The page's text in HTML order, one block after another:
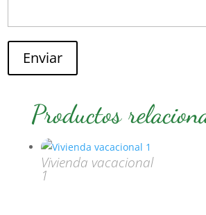
Enviar
Productos
Vivienda vacacional
1